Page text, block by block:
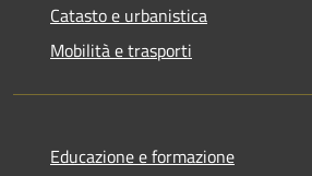
Catasto e urbanistica
Mobilità e trasporti
Educazione e formazione